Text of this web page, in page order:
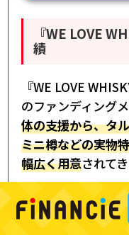
『WE LOVE
績
『WE LOVE
のファンディング
体の支援から、タ
ミニ樽などの実物
幅広く用意されてき
支援額は500ptの
けの高額プランま